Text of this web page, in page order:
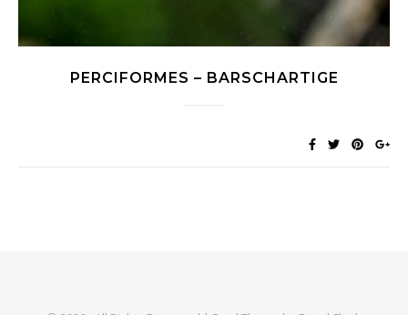
PERCIFORMES – BARSCHARTIGE